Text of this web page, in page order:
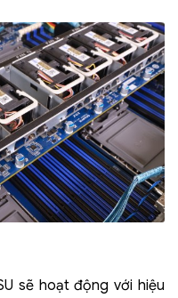
sẽ hoạt động với hiệu